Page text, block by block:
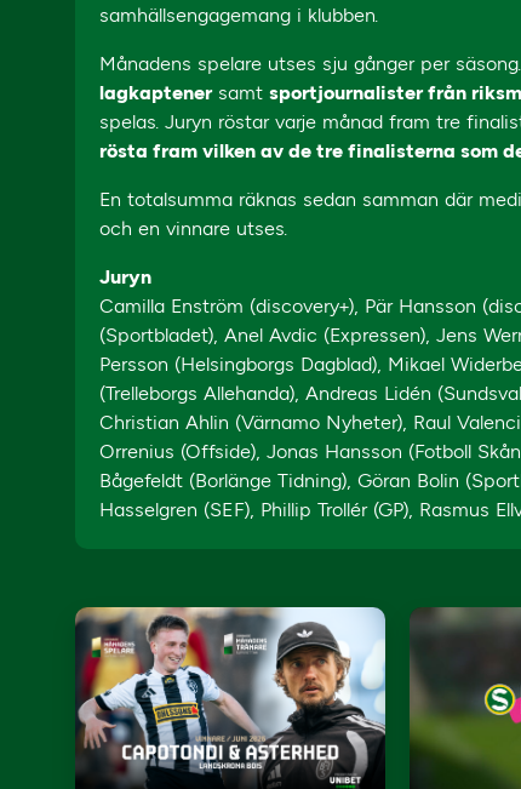
samhällsengagemang i klubben.
Månadens spelare utses sju gånger per
lagkaptenersamt sportjournalister från
spelas. Juryn röstar varje månad fram tre
rösta fram vilken av de tre finalisterna som
En totalsumma räknas sedan samman där
och en vinnare utses.
Juryn
Camilla Enström (discovery+), Pär Hansson
(Sportbladet), Anel Avdic (Expressen), Jens
Persson (Helsingborgs Dagblad), Mikael
(Trelleborgs Allehanda), Andreas Lidén
Christian Ahlin (Värnamo Nyheter), Raul
Orrenius (Offside), Jonas Hansson (Fotboll
Bågefeldt (Borlänge Tidning), Göran Bolin
Hasselgren (SEF), Phillip Trollér (GP), Rasmus